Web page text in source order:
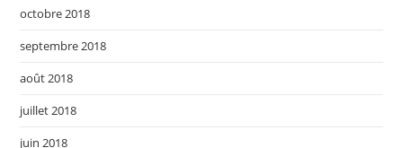
octobre 2018
septembre 2018
août 2018
juillet 2018
juin 2018